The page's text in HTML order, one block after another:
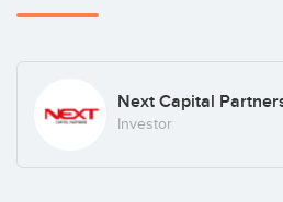
Next Capital
Investor